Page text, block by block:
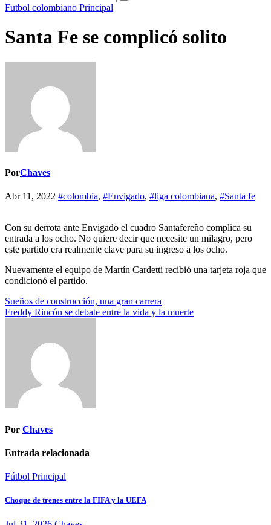
Futbol colombiano Principal
Santa Fe se complicó solito
PorChaves
Abr 11, 2022 #colombia, #Envigado, #liga colombiana, #Santa fe
Con su derrota ante Envigado el cuadro Santafereño complica su
entrada a los ocho. No quiere decir que necesite un milagro, pero
este partido era realmente clave para su ingreso a los ocho.
Nuevamente el equipo de Martín Cardetti recibió una tarjeta roja que
condicionó el partido.
Navegación
de
Sueños de construcción, una gran carrera
Freddy Rincón se debate entre la vida y la muerte
Por Chaves
Entrada relacionada
Fútbol Principal
Choque de trenes entre la FIFA y la UEFA